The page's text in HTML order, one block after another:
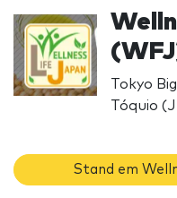
Tokyo
Tóquio
Stand em